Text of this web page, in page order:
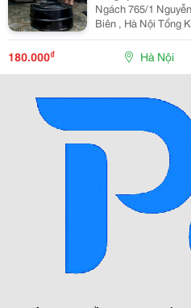
Ngách 765/1
Biên , Hà Nội Tổng Kho Hàng: Kho 810- Vĩnh Quỳnh-
Ngọc Hồi - Hà Nội Hotline : 0989 999 219 (Mr Thức)
Email :
180.000₫ Hà Nội